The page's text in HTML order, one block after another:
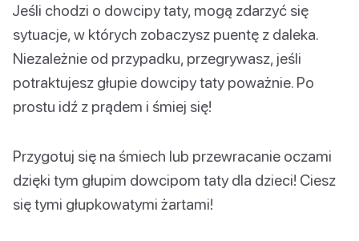
Jeśli chodzi o dowcipy taty, mogą zdarzyć się
sytuacje, w których zobaczysz puentę z daleka.
Niezależnie od przypadku, przegrywasz, jeśli
potraktujesz głupie dowcipy taty poważnie. Po
prostu idź z prądem i śmiej się!
Przygotuj się na śmiech lub przewracanie oczami
dzięki tym głupim dowcipom taty dla dzieci! Ciesz
się tymi głupkowatymi żartami!